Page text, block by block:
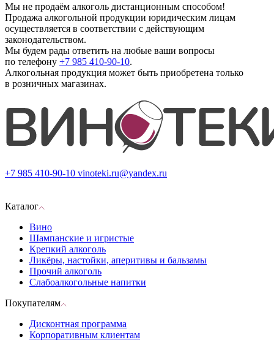
Мы не продаём алкоголь дистанционным способом!
Продажа алкогольной продукции юридическим лицам
осуществляется в соответствии с действующим
законодательством.
Мы будем рады ответить на любые ваши вопросы
по телефону +7 985 410-90-10.
Алкогольная продукция может быть приобретена только
в розничных магазинах.
+7 985 410-90-10 vinoteki.ru@yandex.ru
Каталог
Вино
Шампанские и игристые
Крепкий алкоголь
Ликёры, настойки, аперитивы и бальзамы
Прочий алкоголь
Слабоалкогольные напитки
Покупателям
Дисконтная программа
Корпоративным клиентам